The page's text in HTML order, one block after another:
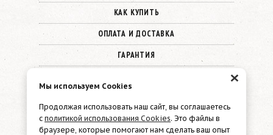
КАК КУПИТЬ
ОПЛАТА И ДОСТАВКА
ГАРАНТИЯ
×
Мы используем Cookies
Продолжая использовать наш сайт, вы соглашаетесь
с политикой использования Cookies. Это файлы в
браузере, которые помогают нам сделать ваш опыт